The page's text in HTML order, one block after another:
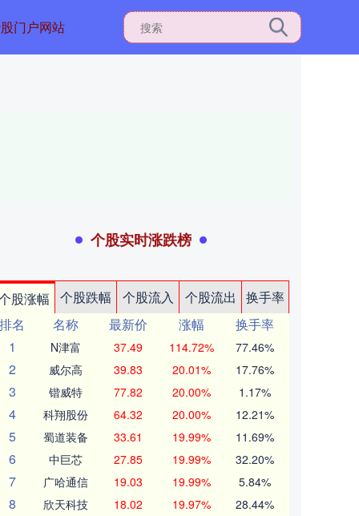
门户网站
个股实时涨跌榜
股涨幅 个股跌幅 个股流入 个股流出
换手率
排名
名称 最新价 涨幅
换手率
1
N津富 37.49 114.72% 77.46%
2 威尔高 39.83 20.01% 17.76%
3 锴威特 77.82 20.00% 1.17%
4 科翔股份 64.32 20.00% 12.21%
5 蜀道装备 33.61 19.99% 11.69%
6 中巨芯 27.85 19.99% 32.20%
7 广哈通信 19.03 19.99% 5.84%
8 欣天科技 18.02 19.97% 28.44%